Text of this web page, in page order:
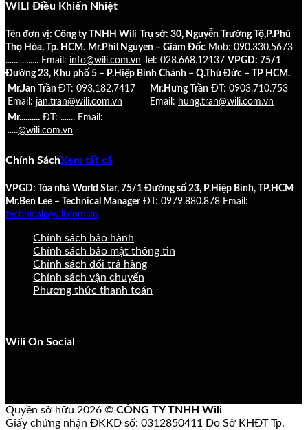
WILI Điều Khiển Nhiệt
Tên đơn vị: Công ty TNHH Wili
Trụ sở: 30, Nguyễn Trường Tộ,P.Phú
Thọ Hòa, Tp. HCM. Mr.Phil Nguyen – Giám Đốc Mob: 090.330.5673
................ Email: info@wili.com.vn Tel: 028.668.12137 VPGD: 75/1
Đường 23, Khu phố 5 – P.Hiệp Bình Chánh – Q.Thủ Đức – TP HCM.
Mr.Jan Trần ĐT: 093.182.7417
Email: jan.tran@wili.com.vn
Mr.Hưng Trần ĐT: 0903.710.753
Email: hung.tran@wili.com.vn
Mr.......... ĐT: ....... Email:
.....@wili.com.vn
Chính SáchXem tất cả
VPGD: Tòa nhà World Star, 75/1 Đường số 23, P.Hiệp Bình, TP.HCM
Mr.Ben Lee – Technical Manager ĐT: 0979.880.878 Email:
technical@wili.com.vn
Chính sách bảo hành
Chính sách bảo mật thông tin
Chính sách đổi trả hàng
Chính sách vận chuyển
Phương thức thanh toán
Wili On Social
Quyền sở hữu 2026 © CÔNG TY TNHH Wili
Giấy chứng nhận ĐKKD số: 0312850411 Do Sở KHĐT Tp.